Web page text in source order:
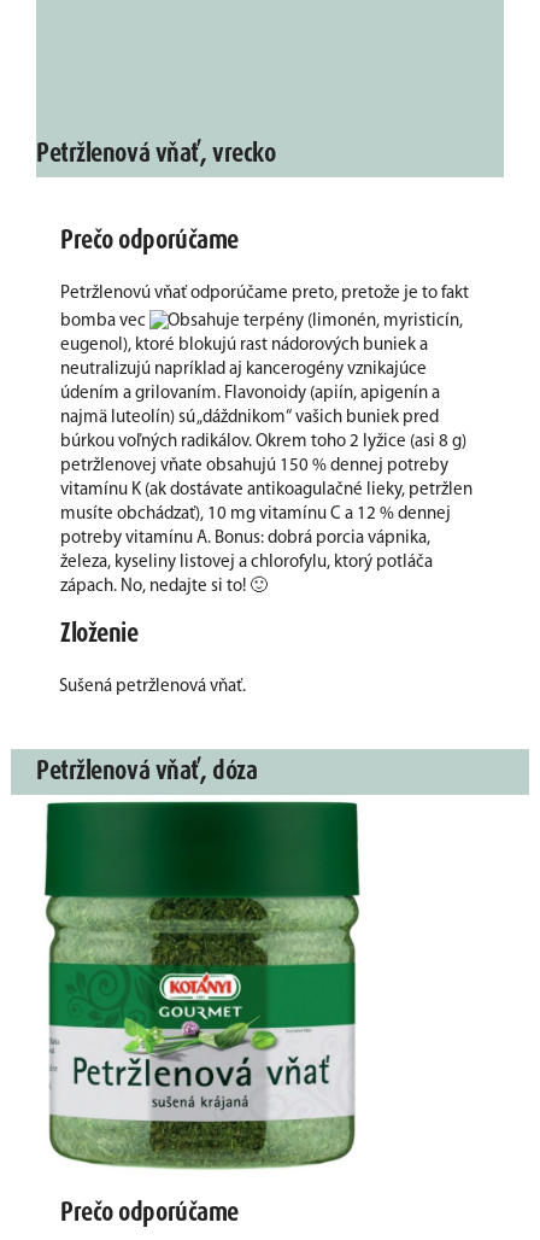
Petržlenová vňať, vrecko
Prečo odporúčame
Petržlenovú vňať odporúčame preto, pretože je to fakt
bomba vec
Obsahuje terpény (limonén, myristicín,
eugenol), ktoré blokujú rast nádorových buniek a
neutralizujú napríklad aj kancerogény vznikajúce
údením a grilovaním. Flavonoidy (apiín, apigenín a
najmä luteolín) sú „dáždnikom“ vašich buniek pred
búrkou voľných radikálov. Okrem toho 2 lyžice (asi 8 g)
petržlenovej vňate obsahujú 150 % dennej potreby
vitamínu K (ak dostávate antikoagulačné lieky, petržlen
musíte obchádzať), 10 mg vitamínu C a 12 % dennej
potreby vitamínu A. Bonus: dobrá porcia vápnika,
železa, kyseliny listovej a chlorofylu, ktorý potláča
zápach. No, nedajte si to! 🙂
Zloženie
Sušená petržlenová vňať.
Petržlenová vňať, dóza
Prečo odporúčame